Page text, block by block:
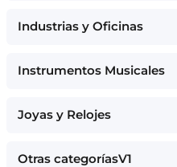
Industrias y Oficinas
Instrumentos Musicales
Joyas y Relojes
Otras categoríasV1